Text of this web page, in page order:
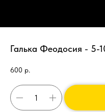
Галька Феодосия - 5-
600 р.